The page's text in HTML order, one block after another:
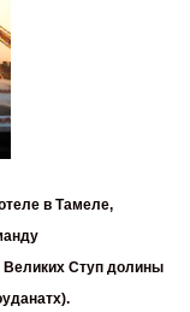
в Тамеле,
Великих Ступ долины